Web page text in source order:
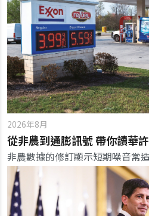
2026年8月
從非農到通膨訊號 帶你讀華許